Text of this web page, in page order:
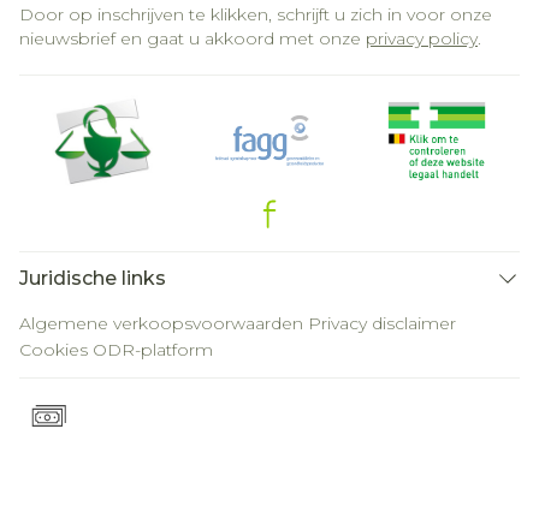
Door op inschrijven te klikken, schrijft u zich in voor onze
nieuwsbrief en gaat u akkoord met onze privacy policy.
Juridische links
Algemene verkoopsvoorwaarden Privacy disclaimer
Cookies ODR-platform